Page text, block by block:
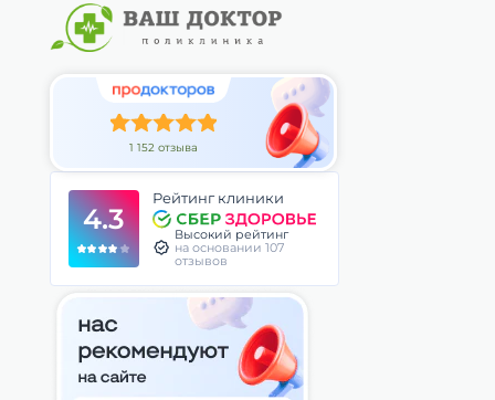
1 152 отзыва
4.3
Рейтинг клиники
Высокий рейтинг
на основании 107
отзывов